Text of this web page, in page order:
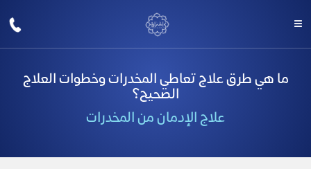
ما هي طرق علاج تعاطي المخدرات وخطوات العلاج
الصحيح؟
علاج الإدمان من المخدرات